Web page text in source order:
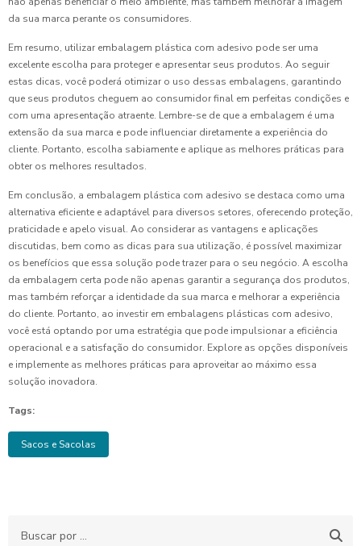
da sua marca perante os consumidores.
Em resumo, utilizar embalagem plástica com adesivo pode ser uma
excelente escolha para proteger e apresentar seus produtos. Ao seguir
estas dicas, você poderá otimizar o uso dessas embalagens, garantindo
que seus produtos cheguem ao consumidor final em perfeitas condições e
com uma apresentação atraente. Lembre-se de que a embalagem é uma
extensão da sua marca e pode influenciar diretamente a experiência do
cliente. Portanto, escolha sabiamente e aplique as melhores práticas para
obter os melhores resultados.
Em conclusão, a embalagem plástica com adesivo se destaca como uma
alternativa eficiente e adaptável para diversos setores, oferecendo proteção,
praticidade e apelo visual. Ao considerar as vantagens e aplicações
discutidas, bem como as dicas para sua utilização, é possível maximizar
os benefícios que essa solução pode trazer para o seu negócio. A escolha
da embalagem certa pode não apenas garantir a segurança dos produtos,
mas também reforçar a identidade da sua marca e melhorar a experiência
do cliente. Portanto, ao investir em embalagens plásticas com adesivo,
você está optando por uma estratégia que pode impulsionar a eficiência
operacional e a satisfação do consumidor. Explore as opções disponíveis
e implemente as melhores práticas para aproveitar ao máximo essa
solução inovadora.
Tags:
Sacos e Sacolas